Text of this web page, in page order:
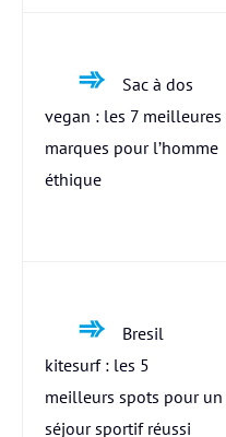
Sac à dos
vegan : les 7 meilleures
marques pour l’homme
éthique
Bresil
kitesurf : les 5
meilleurs spots pour un
séjour sportif réussi